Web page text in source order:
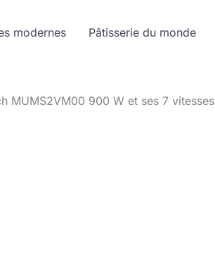
modernes Pâtisserie du monde
MUMS2VM00 900 W et ses 7 vitesses